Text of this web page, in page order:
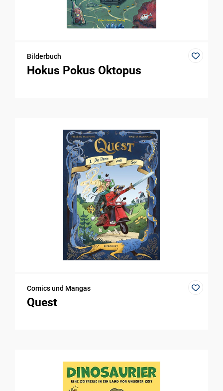
Bilderbuch
Hokus Pokus Oktopus
Comics und Mangas
Quest